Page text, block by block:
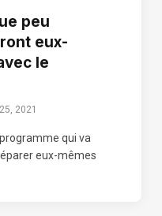
peu
eux-
le
2021
qui va
eux-mêmes